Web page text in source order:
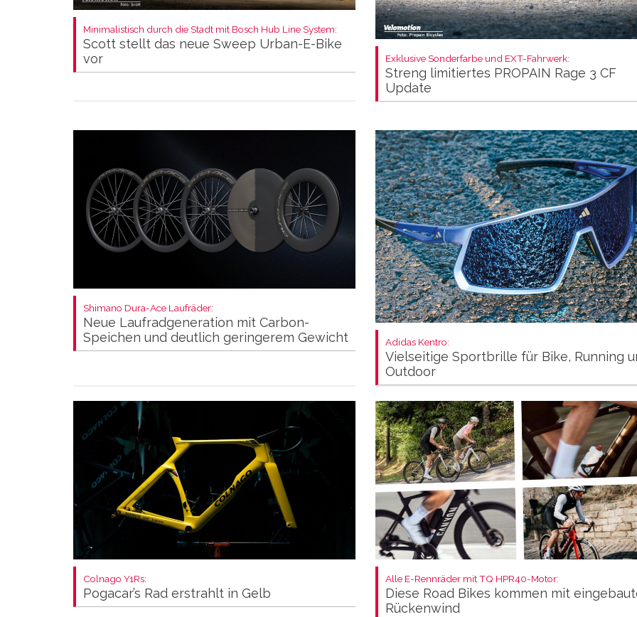
Minimalistisch durch die Stadt mit Bosch Hub Line System:
Scott stellt das neue Sweep Urban-E-Bike
vor
Exklusive Sonderfarbe und EXT-Fahrwerk:
Streng limitiertes PROPAIN Rage 3 CF
Update
Shimano Dura-Ace Laufräder:
Neue Laufradgeneration mit Carbon-
Speichen und deutlich geringerem Gewicht
Adidas Kentro:
Vielseitige Sportbrille für Bike, Running
Outdoor
Colnago Y1Rs:
Pogacar’s Rad erstrahlt in Gelb
Alle E-Rennräder mit TQ HPR40-Motor:
Diese Road Bikes kommen mit
Rückenwind